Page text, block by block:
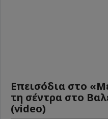
Επεισόδια στο
τη σέντρα στο
(video)